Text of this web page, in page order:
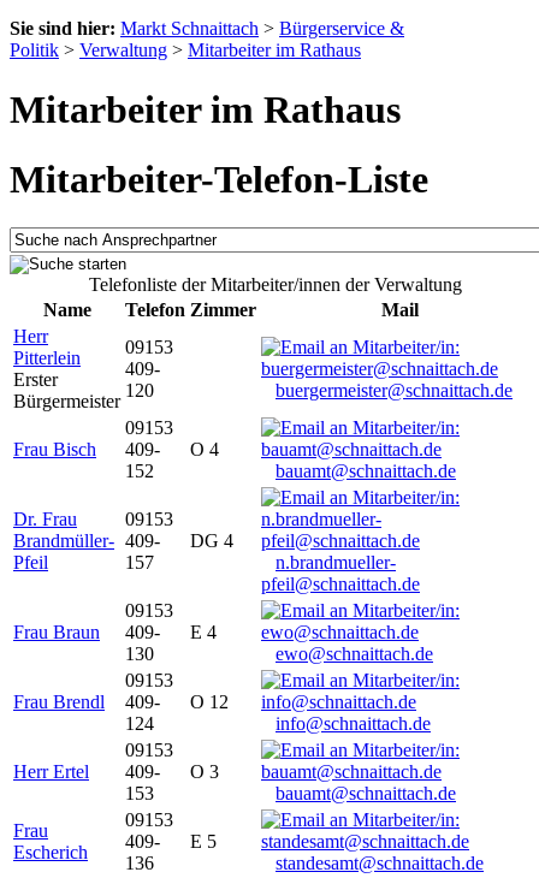
Sie sind hier: Markt Schnaittach > Bürgerservice &
Politik > Verwaltung > Mitarbeiter im Rathaus
Mitarbeiter im Rathaus
Mitarbeiter-Telefon-Liste
Telefonliste der Mitarbeiter/innen der Verwaltung
Name
Telefon Zimmer
Mail
Herr
Pitterlein
Erster
Bürgermeister
09153
409-
120
buergermeister@schnaittach.de
Frau Bisch
09153
409-
152
O 4
bauamt@schnaittach.de
Dr. Frau
Brandmüller-
Pfeil
09153
409-
157
DG 4
n.brandmueller-
pfeil@schnaittach.de
Frau Braun
09153
409-
130
E 4
ewo@schnaittach.de
Frau Brendl
09153
409-
124
O 12
info@schnaittach.de
Herr Ertel
09153
409-
153
O 3
bauamt@schnaittach.de
Frau
Escherich
09153
409-
136
E 5
standesamt@schnaittach.de